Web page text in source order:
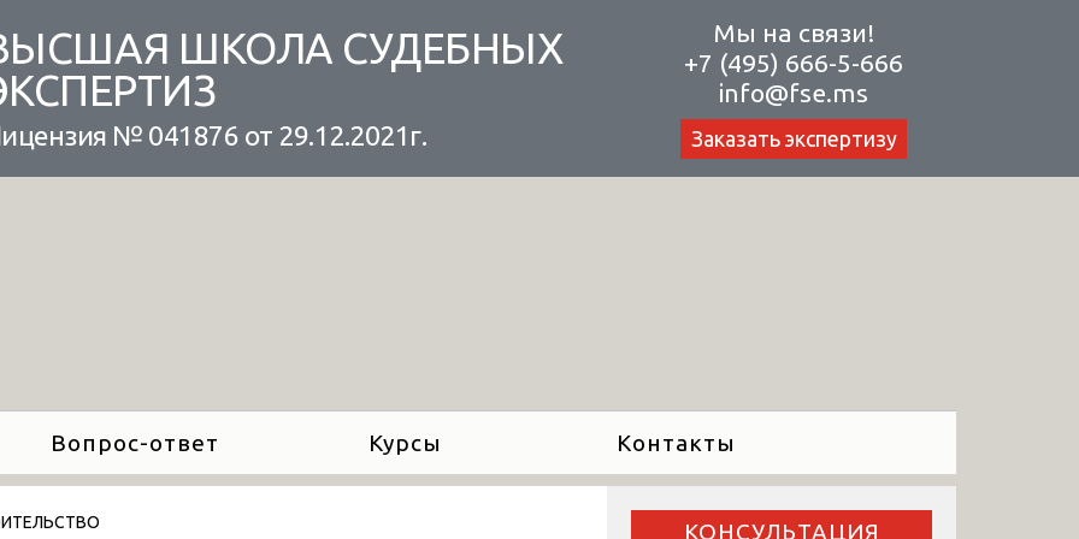
ШКОЛА СУДЕБНЫХ
№ 041876 от 29.12.2021г.
Мы на связи!
+7 (495) 666-5-666
info@fse.ms
Заказать экспертизу
Вопрос-ответ Курсы Контакты
КОНСУЛЬТАЦИЯ